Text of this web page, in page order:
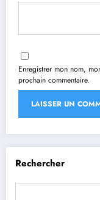
Enregistrer mon nom,
prochain commentaire.
Rechercher